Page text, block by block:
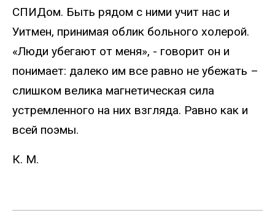
СПИДом. Быть рядом с ними учит нас и
Уитмен, принимая облик больного холерой.
«Люди убегают от меня», - говорит он и
понимает: далеко им все равно не убежать –
слишком велика магнетическая сила
устремленного на них взгляда. Равно как и
всей поэмы.
К. М.